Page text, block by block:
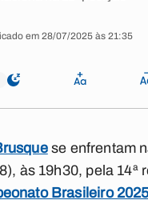
em 28/07/2025 às 21:35
se enfrentam
às 19h30, pela 14ª
Brasileiro